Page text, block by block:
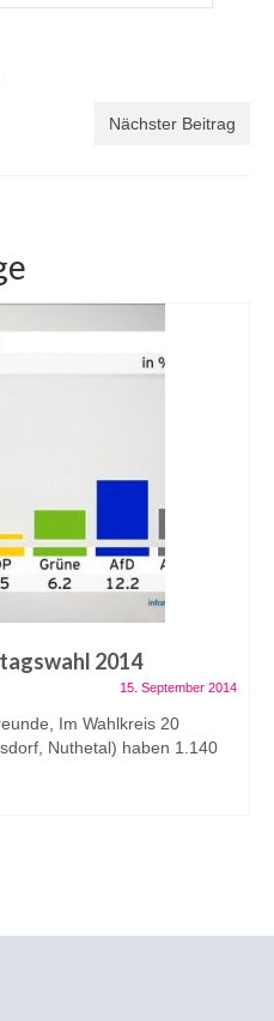
Nächster Beitrag
2014
15. September 2014
Im Wahlkreis 20
Nuthetal) haben 1.140